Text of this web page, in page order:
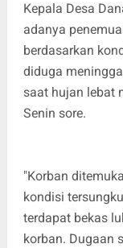
Kepala Desa
adanya
berdasarkan
diduga
saat hujan lebat
Senin sore.
"Korban
kondisi
terdapat bekas
korban. Dugaan